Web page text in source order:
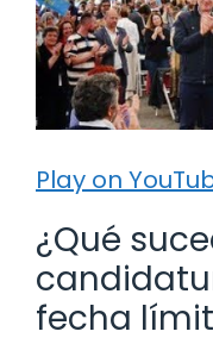
Play on
¿Qué
fecha